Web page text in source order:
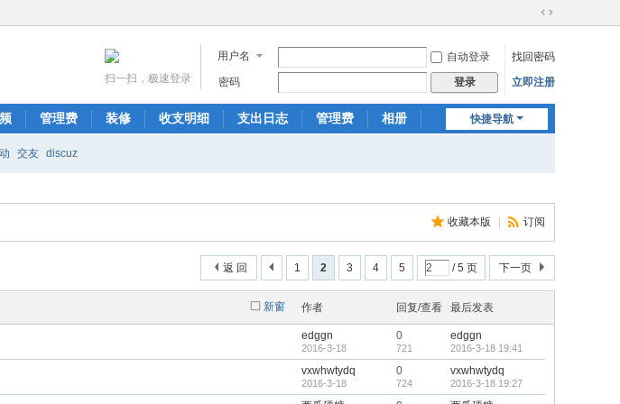
切
到
宽
用户名 自动登录
找回密码
密码
登录 立即注册
扫一扫，极速登录
快捷导航
管理费 装修 收支明细 支出日志 管理费
相册
交友 discuz
收藏本版 订阅
1 2 3 4 5 / 5 页 下一页
返 回
新窗 作者 回复/查看 最后发表
edggn
2016-3-18
0
721
edggn
2016-3-18 19:41
vxwhwtydq
2016-3-18
0
724
vxwhwtydq
2016-3-18 19:27